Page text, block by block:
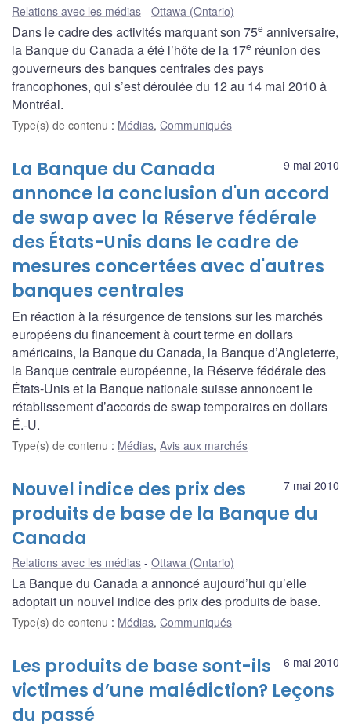
Relations avec les médias Ottawa (Ontario)
Dans le cadredes activités marquant son 75e anniversaire,
la Banque du Canada a été l’hôte de la 17e réunion des
gouverneurs des banques centrales des pays
francophones, qui s’est déroulée du 12 au 14 mai 2010 à
Montréal.
Type(s) de contenu : Médias, Communiqués
9 mai 2010
La Banque du Canada
annonce la conclusion d'un accord
de swap avec la Réserve fédérale
des États-Unis dans le cadre de
mesures concertées avec d'autres
banques centrales
En réaction à la résurgence de tensions sur les marchés
européens du financement à court terme en dollars
américains, la Banque du Canada, la Banque d’Angleterre,
la Banque centrale européenne, la Réserve fédérale des
États-Unis et la Banque nationale suisse annoncent le
rétablissement d’accords de swap temporaires en dollars
É.-U.
Type(s) de contenu : Médias, Avis aux marchés
7 mai 2010
Nouvel indice des prix des
produits de base de la Banque du
Canada
Relations avec les médias Ottawa (Ontario)
La Banque du Canada a annoncé aujourd’hui qu’elle
adoptait un nouvel indice des prix des produits de base.
Type(s) de contenu : Médias, Communiqués
6 mai 2010
Les produits de base sont-ils
victimes d’une malédiction? Leçons
du passé